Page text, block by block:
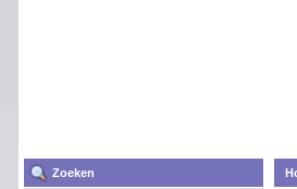
Zoeken